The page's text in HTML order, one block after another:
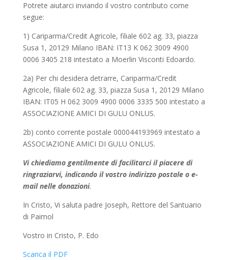
Potrete aiutarci inviando il vostro contributo come
segue:
1) Cariparma/Credit Agricole, filiale 602 ag. 33, piazza
Susa 1, 20129 Milano IBAN: IT13 K 062 3009 4900
0006 3405 218 intestato a Moerlin Visconti Edoardo.
2a) Per chi desidera detrarre, Cariparma/Credit
Agricole, filiale 602 ag. 33, piazza Susa 1, 20129 Milano
IBAN: IT05 H 062 3009 4900 0006 3335 500 intestato a
ASSOCIAZIONE AMICI DI GULU ONLUS.
2b) conto corrente postale 000044193969 intestato a
ASSOCIAZIONE AMICI DI GULU ONLUS.
Vi chiediamo gentilmente di facilitarci il piacere di
ringraziarvi, indicando il vostro indirizzo postale o e-
mail nelle donazioni.
In Cristo, Vi saluta padre Joseph, Rettore del Santuario
di Paimol
Vostro in Cristo, P. Edo
Scarica il PDF